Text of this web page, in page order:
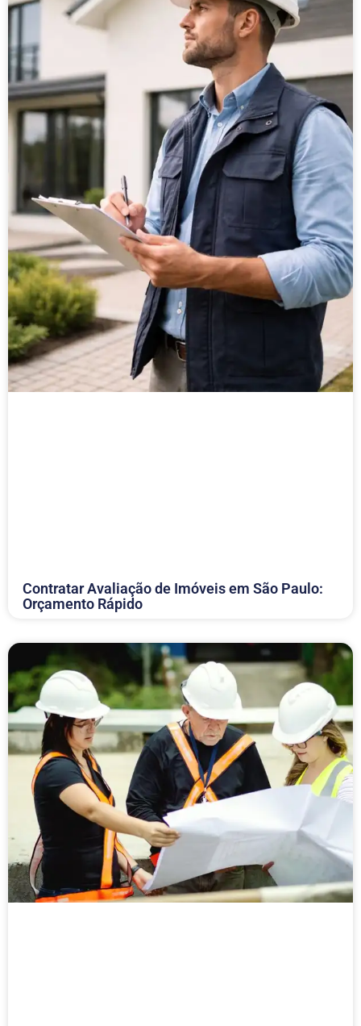
Contratar Avaliação de Imóveis em São Paulo:
Orçamento Rápido